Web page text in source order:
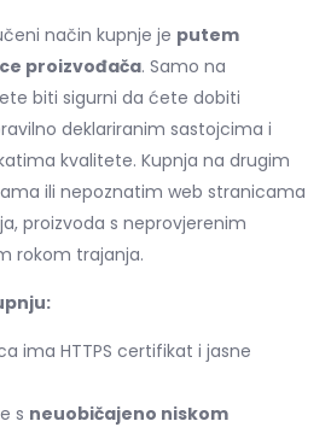
način kupnje je putem
proizvođača. Samo na
biti sigurni da ćete dobiti
deklariranim sastojcima i
kvalitete. Kupnja na drugim
ili nepoznatim web stranicama
proizvoda s neprovjerenim
rokom trajanja.
ima HTTPS certifikat i jasne
s neuobičajeno niskom